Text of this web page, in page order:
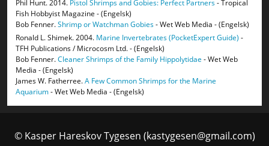
Phil Hunt. 2014. Pistol Shrimps and Gobies: Perfect Partners- Tropical
Fish Hobbyist Magazine - (Engelsk)
Bob Fenner.Shrimp or Watchman Gobies- Wet Web Media - (Engelsk)
Ronald L. Shimek. 2004. Marine Invertebrates (PocketExpert Guide) -
TFH Publications / Microcosm Ltd. - (Engelsk)
Bob Fenner.Cleaner Shrimps of the Family Hippolytidae - Wet Web
Media - (Engelsk)
James W. Fatherree.A Few Common Shrimps for the Marine
Aquarium- Wet Web Media - (Engelsk)
© Kasper Hareskov Tygesen (kastygesen@gmail.com)